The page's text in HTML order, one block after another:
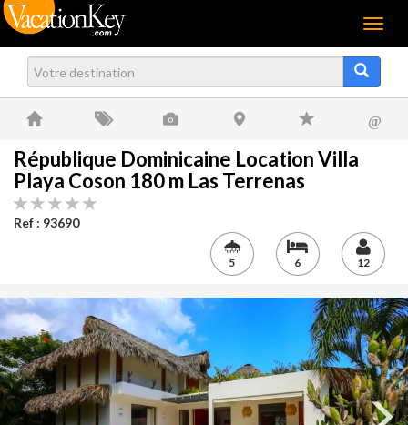
Menu
@
République Dominicaine Location Villa
Playa Coson 180 m Las Terrenas
Ref : 93690
5 6 12